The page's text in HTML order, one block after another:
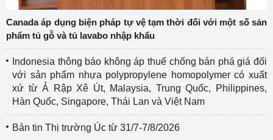
Canada áp dụng biện pháp tự vệ tạm thời đối với một số sản
phẩm tủ gỗ và tủ lavabo nhập khẩu
Indonesia thông báo không áp thuế chống bán phá giá đối
với sản phẩm nhựa polypropylene homopolymer có xuất
xứ từ Ả Rập Xê Út, Malaysia, Trung Quốc, Philippines,
Hàn Quốc, Singapore, Thái Lan và Việt Nam
Bản tin Thị trường Úc từ 31/7-7/8/2026